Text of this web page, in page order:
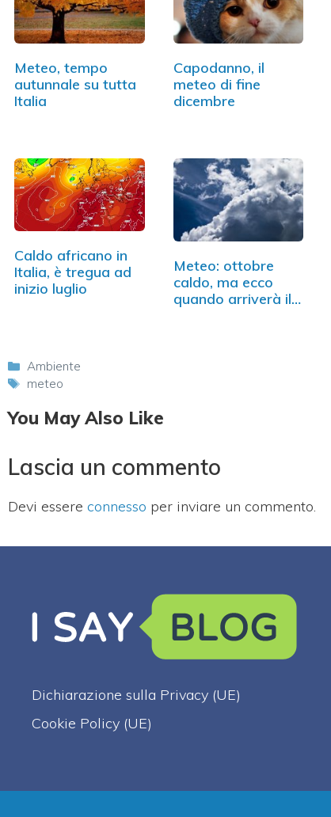
Meteo, tempo
autunnale su tutta
Italia
Capodanno, il
meteo di fine
dicembre
Caldo africano in
Italia, è tregua ad
inizio luglio
Meteo: ottobre
caldo, ma ecco
quando arriverà il
Categorie
Ambiente
Tag
meteo
You May Also Like
Lascia un commento
Devi essere connesso per inviare un commento.
Dichiarazione sulla Privacy (UE)
Cookie Policy (UE)